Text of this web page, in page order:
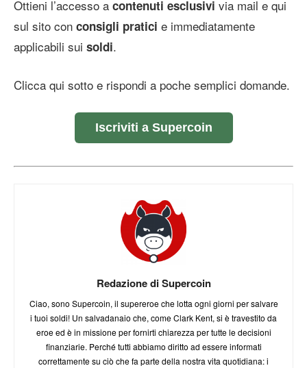
Ottieni l’accesso a contenuti esclusivi via mail e qui
sul sito con consigli pratici e immediatamente
applicabili sui soldi.
Clicca qui sotto e rispondi a poche semplici domande.
Iscriviti a Supercoin
Redazione di Supercoin
Ciao, sono Supercoin, il supereroe che lotta ogni giorni per salvare
i tuoi soldi! Un salvadanaio che, come Clark Kent, si è travestito da
eroe ed è in missione per fornirti chiarezza per tutte le decisioni
finanziarie. Perché tutti abbiamo diritto ad essere informati
correttamente su ciò che fa parte della nostra vita quotidiana: i